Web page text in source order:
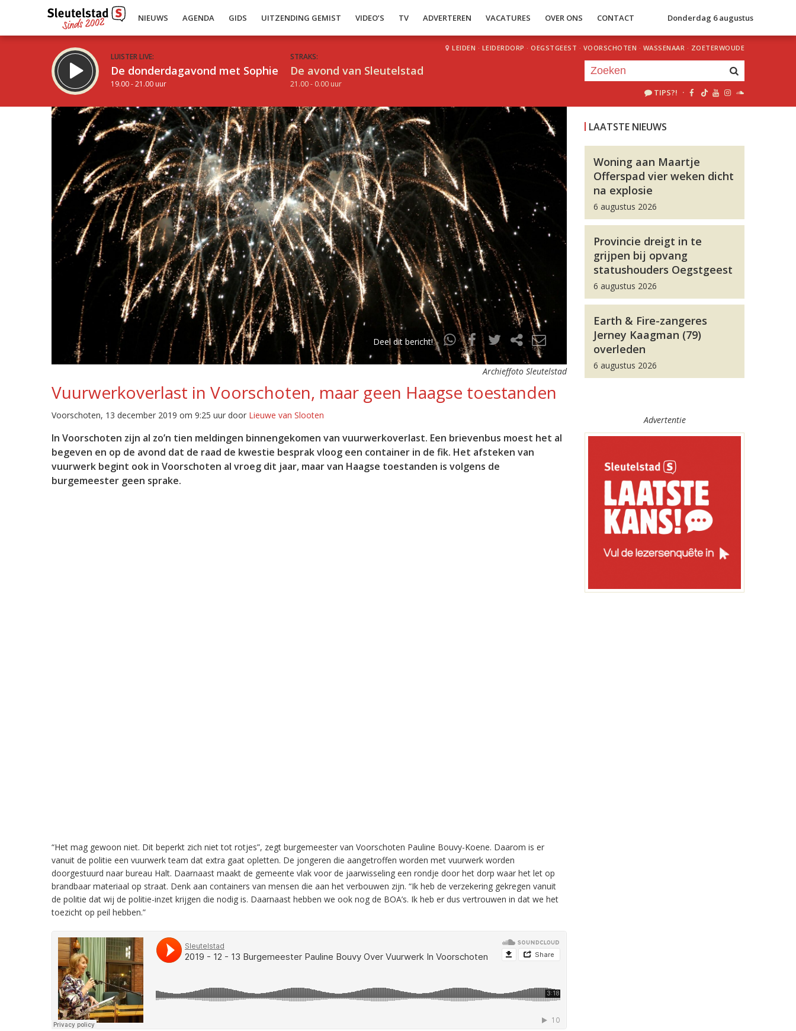
NIEUWS AGENDA GIDS UITZENDING GEMIST VIDEO’S TV ADVERTEREN VACATURES OVER ONS CONTACT Donderdag 6 augustus
LUISTER LIVE:
De donderdagavond met Sophie
19.00 - 21.00 uur
STRAKS:
De avond van Sleutelstad
21.00 - 0.00 uur
LEIDEN · LEIDERDORP · OEGSTGEEST · VOORSCHOTEN · WASSENAAR · ZOETERWOUDE
TIPS?! ·
Inklappen
Deel dit bericht!
Archieffoto Sleutelstad
Vuurwerkoverlast in Voorschoten, maar geen Haagse toestanden
Voorschoten, 13 december 2019 om 9:25 uur door Lieuwe van Slooten
In Voorschoten zijn al zo’n tien meldingen binnengekomen van vuurwerkoverlast. Een brievenbus moest het al
begeven en op de avond dat de raad de kwestie besprak vloog een container in de fik. Het afsteken van
vuurwerk begint ook in Voorschoten al vroeg dit jaar, maar van Haagse toestanden is volgens de
burgemeester geen sprake.
“Het mag gewoon niet. Dit beperkt zich niet tot rotjes”, zegt burgemeester van Voorschoten Pauline Bouvy-Koene. Daarom is er
vanuit de politie een vuurwerk team dat extra gaat opletten. De jongeren die aangetroffen worden met vuurwerk worden
doorgestuurd naar bureau Halt. Daarnaast maakt de gemeente vlak voor de jaarwisseling een rondje door het dorp waar het let op
brandbaar materiaal op straat. Denk aan containers van mensen die aan het verbouwen zijn. “Ik heb de verzekering gekregen vanuit
de politie dat wij de politie-inzet krijgen die nodig is. Daarnaast hebben we ook nog de BOA’s. Ik heb er dus vertrouwen in dat we het
toezicht op peil hebben.”
LAATSTE NIEUWS
Woning aan Maartje
Offerspad vier weken dicht
na explosie
6 augustus 2026
Provincie dreigt in te
grijpen bij opvang
statushouders Oegstgeest
6 augustus 2026
Earth & Fire-zangeres
Jerney Kaagman (79)
overleden
6 augustus 2026
Advertentie